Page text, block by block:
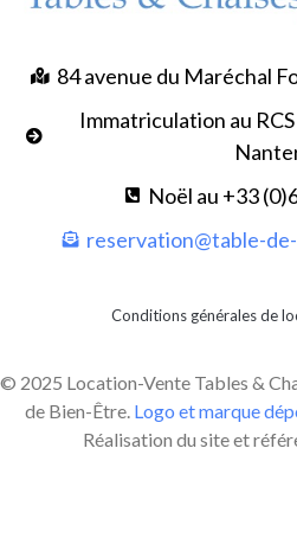
84 avenue du Maréchal
Immatriculation au RCS
Noël au +33
reservation@table-
Conditions générales de
© 2025 Location-Vente Tables &
de Bien-Être. Logo et marque
Réalisation du site et